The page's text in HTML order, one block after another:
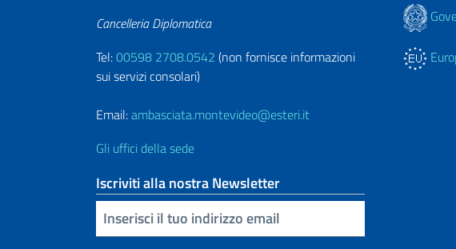
Cancelleria Diplomatica
Tel:00598 2708.0542 (non fornisce informazioni
sui servizi consolari)
Email:ambasciata.montevideo@esteri.it
Gli uffici della sede
Iscriviti alla nostra Newsletter
Inserisci la tua email